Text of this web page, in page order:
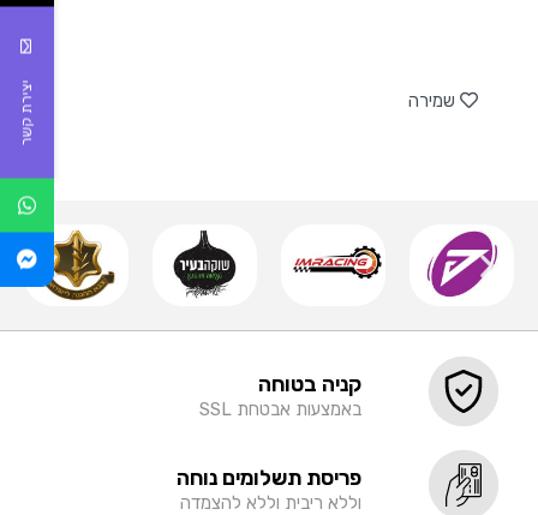
שמירה
קניה בטוחה
באמצעות אבטחת SSL
פריסת תשלומים נוחה
וללא ריבית וללא להצמדה
יצירת קשר